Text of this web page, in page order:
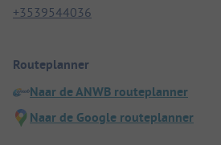
+3539544036
Routeplanner
Naar de ANWB routeplanner
Naar de Google routeplanner